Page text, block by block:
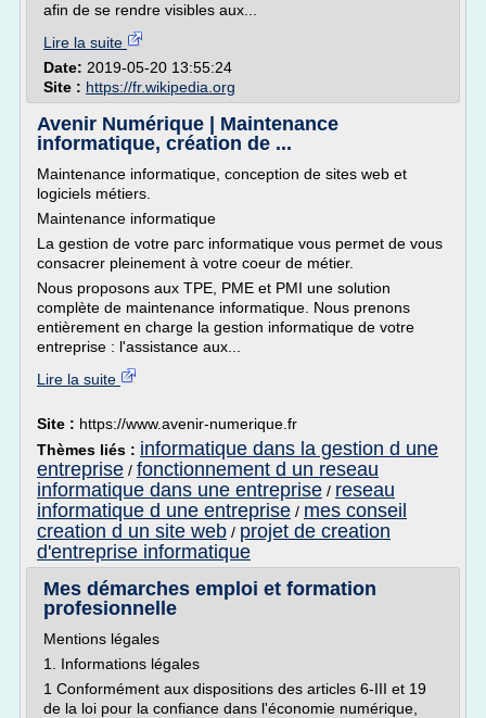
afin de se rendre visibles aux...
Lire la suite
Date: 2019-05-20 13:55:24
Site : https://fr.wikipedia.org
Avenir Numérique | Maintenance
informatique, création de ...
Maintenance informatique, conception de sites web et
logiciels métiers.
Maintenance informatique
La gestion de votre parc informatique vous permet de vous
consacrer pleinement à votre coeur de métier.
Nous proposons aux TPE, PME et PMI une solution
complète de maintenance informatique. Nous prenons
entièrement en charge la gestion informatique de votre
entreprise : l'assistance aux...
Lire la suite
Site : https://www.avenir-numerique.fr
Thèmes liés : informatique dans la gestion d une
entreprise / fonctionnement d un reseau
informatique dans une entreprise / reseau
informatique d une entreprise / mes conseil
creation d un site web / projet de creation
d'entreprise informatique
Mes démarches emploi et formation
profesionnelle
Mentions légales
1. Informations légales
1 Conformément aux dispositions des articles 6-III et 19
de la loi pour la confiance dans l'économie numérique,